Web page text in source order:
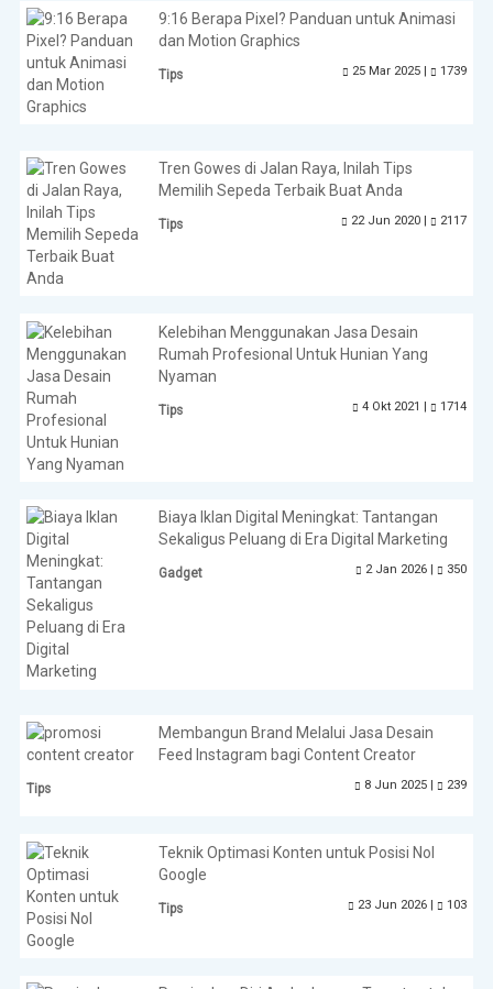
9:16 Berapa Pixel? Panduan untuk Animasi
dan Motion Graphics
Tips 25 Mar 2025 | 1739
Tren Gowes di Jalan Raya, Inilah Tips
Memilih Sepeda Terbaik Buat Anda
Tips 22 Jun 2020 | 2117
Kelebihan Menggunakan Jasa Desain
Rumah Profesional Untuk Hunian Yang
Nyaman
Tips 4 Okt 2021 | 1714
Biaya Iklan Digital Meningkat: Tantangan
Sekaligus Peluang di Era Digital Marketing
Gadget 2 Jan 2026 | 350
Membangun Brand Melalui Jasa Desain
Feed Instagram bagi Content Creator
Tips 8 Jun 2025 | 239
Teknik Optimasi Konten untuk Posisi Nol
Google
Tips 23 Jun 2026 | 103